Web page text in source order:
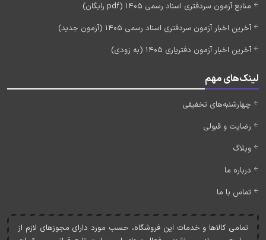
منابع آزمون سردفتری اسناد رسمی 1405 (pdf رایگان)
آخرین اخبار آزمون سردفتری اسناد رسمی 1405 (آزمون جدید)
آخرین اخبار آزمون دفتریاری 1405 (به زودی)
لینک‌های مهم
چهارشنبه‌های تخفیفی
رضایت و قبولی
وبلاگ
درباره ما
تماس با ما
تمامی کالاها و خدمات اين فروشگاه، حسب مورد دارای مجوزهای لازم از